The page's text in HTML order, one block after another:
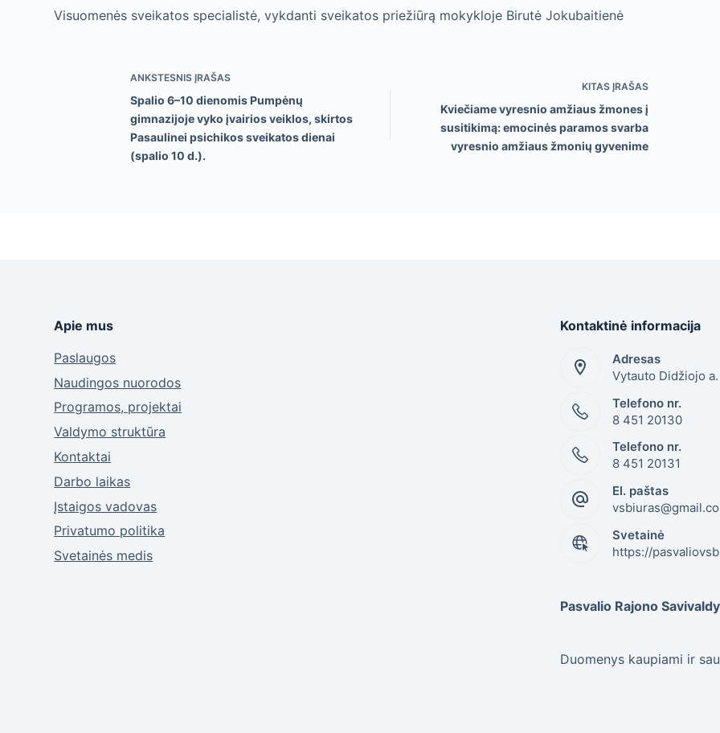
Visuomenės sveikatos specialistė, vykdanti sveikatos priežiūrą mokykloje Birutė Jokubaitienė
ANKSTESNISĮRAŠAS
Spalio 6–10 dienomis Pumpėnų
gimnazijoje vyko įvairios veiklos, skirtos
Pasaulinei psichikos sveikatos dienai
(spalio 10 d.).
KITAS ĮRAŠAS
Kviečiame vyresnio amžiaus žmones į
susitikimą: emocinės paramos svarba
vyresnio amžiaus žmonių gyvenime
Apie mus
Paslaugos
Naudingos nuorodos
Programos, projektai
Valdymo struktūra
Kontaktai
Darbo laikas
Įstaigos vadovas
Privatumo politika
Svetainės medis
Kontaktinė informacija
Adresas
Vytauto Didžiojo
Telefono nr.
8 451 20130
Telefono nr.
8 451 20131
El. paštas
Svetainė
https://
Pasvalio Rajono
Duomenys kaupiami ir